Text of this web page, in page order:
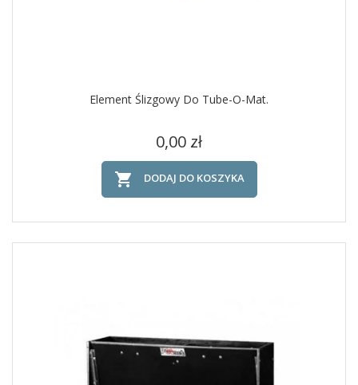
Element Ślizgowy Do Tube-O-Mat.
Cena
0,00 zł
 DODAJ DO KOSZYKA